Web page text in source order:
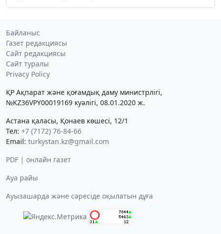
Байланыс
Газет редакциясы
Сайт редакциясы
Сайт туралы
Privacy Policy
ҚР Ақпарат және қоғамдық даму министрлігі,
№KZ36VPY00019169 куәлігі, 08.01.2020 ж.
Астана қаласы, Қонаев көшесі, 12/1
Тел: +7 (7172) 76-84-66
Email: turkystan.kz@gmail.com
PDF | онлайн газет
Ауа райы
Ауызашарда және сәресіде оқылатын дұға